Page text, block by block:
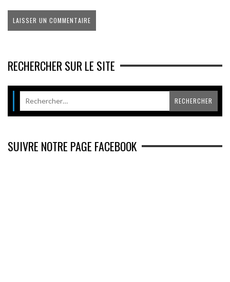
RECHERCHER SUR LE SITE
SUIVRE NOTRE PAGE FACEBOOK